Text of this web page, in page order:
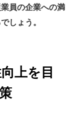
員の企業への満
しょう。
上を目